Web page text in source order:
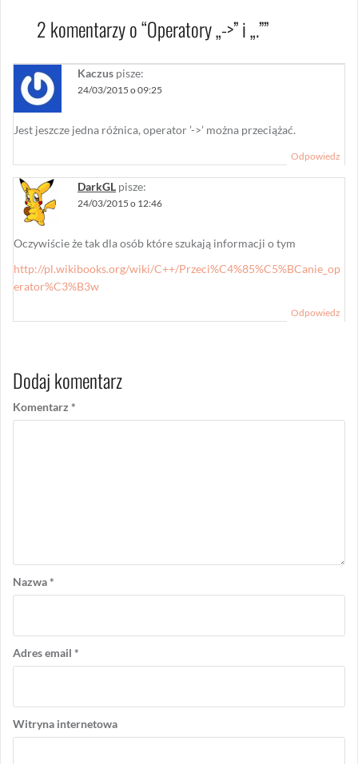
2 komentarzy o “Operatory „->” i „.””
Kaczus pisze:
24/03/2015 o 09:25
Jest jeszcze jedna różnica, operator ’->’ można przeciążać.
Odpowiedz
DarkGL pisze:
24/03/2015 o 12:46
Oczywiście że tak dla osób które szukają informacji o tym
http://pl.wikibooks.org/wiki/C++/Przeci%C4%85%C5%BCanie_op
erator%C3%B3w
Odpowiedz
Dodaj komentarz
Komentarz *
Nazwa*
Adres email *
Witryna internetowa